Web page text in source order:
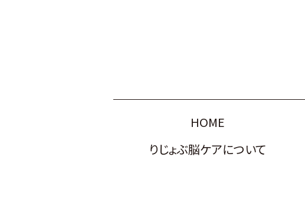
HOME
りじょぶ脳ケアについて